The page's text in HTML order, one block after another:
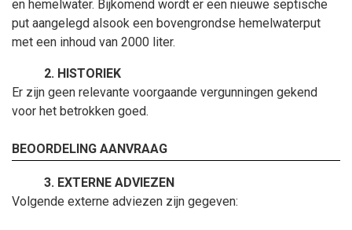
en hemelwater. Bijkomend wordt er een nieuwe septische
put aangelegd alsook een bovengrondse hemelwaterput
met een inhoud van 2000 liter.
HISTORIEK
Er zijn geen relevante voorgaande vergunningen gekend
voor het betrokken goed.
BEOORDELING AANVRAAG
EXTERNE ADVIEZEN
Volgende externe adviezen zijn gegeven: